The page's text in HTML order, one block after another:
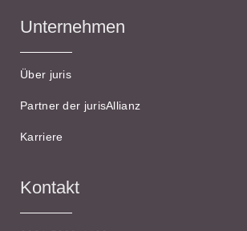
Unternehmen
Über juris
Partner der jurisAllianz
Karriere
Kontakt